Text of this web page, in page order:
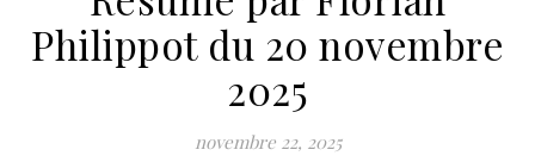
Philippot du 20 novembre
2025
novembre 22, 2025